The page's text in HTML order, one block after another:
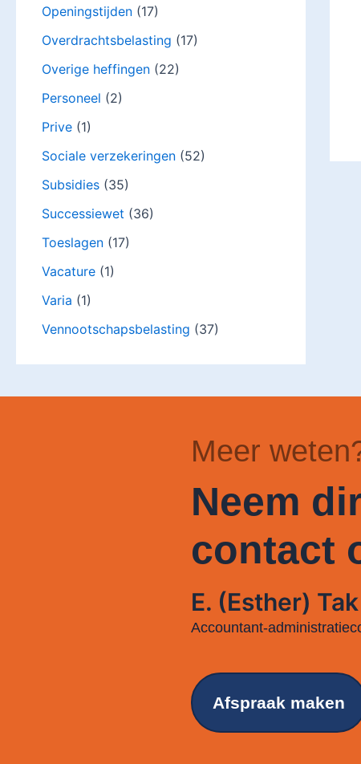
Openingstijden (17)
Overdrachtsbelasting (17)
Overige heffingen (22)
Personeel (2)
Prive (1)
Sociale verzekeringen (52)
Subsidies (35)
Successiewet (36)
Toeslagen (17)
Vacature (1)
Varia (1)
Vennootschapsbelasting (37)
Meer
Neem
contact
E. (Esther) Tak
Accountant-
Afspraak maken